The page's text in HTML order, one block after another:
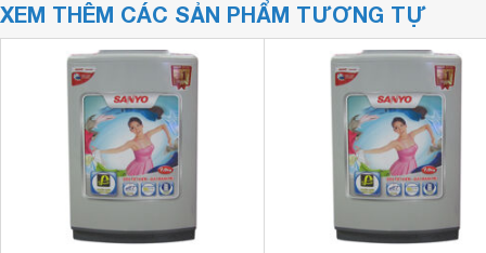
XEM THÊM CÁC SẢN PHẨM TƯƠNG TỰ